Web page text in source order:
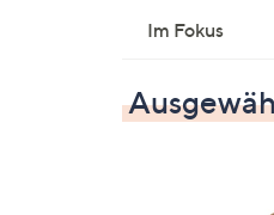
Im Fokus